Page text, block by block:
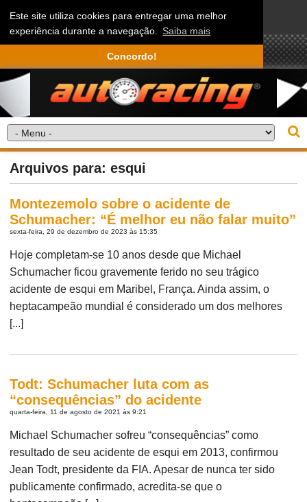
Este site utiliza cookies para entregar uma melhor
experiência durante a navegação. Saiba mais
Concordo!
Arquivos para: esqui
Montezemolo sobre o acidente de
Schumacher: “É melhor eu não falar muito”
sexta-feira, 29 de dezembro de 2023 às 15:35
Hoje completam-se 10 anos desde que Michael
Schumacher ficou gravemente ferido no seu trágico
acidente de esqui em Maribel, França. Ainda assim, o
heptacampeão mundial é considerado um dos melhores
[...]
Todt: Schumacher luta com as
“consequências” do acidente
quarta-feira, 11 de agosto de 2021 às 9:21
Michael Schumacher sofreu “consequências” como
resultado de seu acidente de esqui em 2013, confirmou
Jean Todt, presidente da FIA. Apesar de nunca ter sido
publicamente confirmado, acredita-se que o